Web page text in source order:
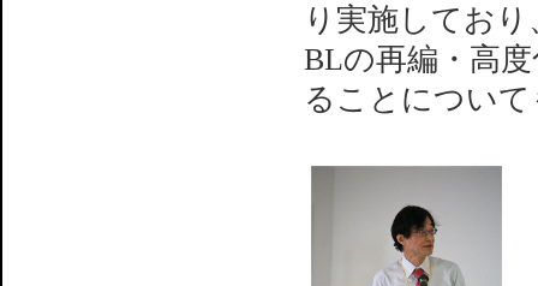
り実施してお
BLの再編・高
ることについ